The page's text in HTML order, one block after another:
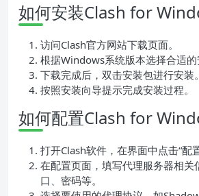
如何安装Clash for
访问Clash官方网站下载页面。
根据Windows系统版本选择合适的
下载完成后，双击安装包进行安装。
按照安装向导提示完成安装过程。
如何配置Clash for
打开Clash软件，在界面中点击“配置
在配置页面，填写代理服务器相关
口、密码等。